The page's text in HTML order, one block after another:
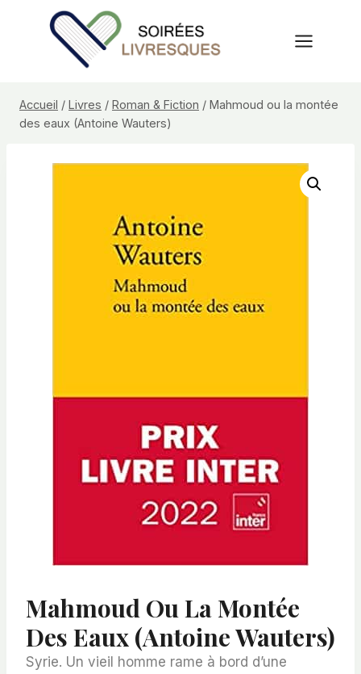
Accueil / Livres / Roman & Fiction / Mahmoud ou la montée
des eaux (Antoine Wauters)
Mahmoud Ou La Montée
Des Eaux (Antoine Wauters)
Syrie. Un vieil homme rame à bord d’une